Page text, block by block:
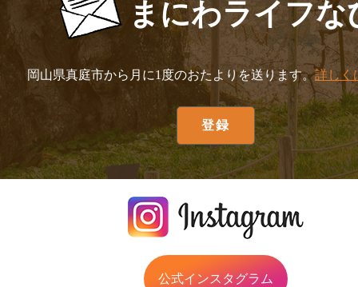
まにわライフな
岡山県真庭市から月に1度のおたよりを送ります。詳しく
公式インスタグラム